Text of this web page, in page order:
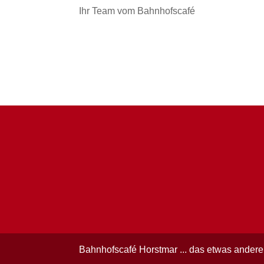
Ihr Team vom Bahnhofscafé
Bahnhofscafé Horstmar ... das etwas